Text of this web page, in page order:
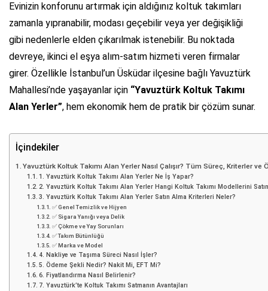
Evinizin konforunu artırmak için aldığınız koltuk takımları
zamanla yıpranabilir, modası geçebilir veya yer değişikliği
gibi nedenlerle elden çıkarılmak istenebilir. Bu noktada
devreye, ikinci el eşya alım-satım hizmeti veren firmalar
girer. Özellikle İstanbul’un Üsküdar ilçesine bağlı Yavuztürk
Mahallesi’nde yaşayanlar için “Yavuztürk Koltuk Takımı
Alan Yerler”, hem ekonomik hem de pratik bir çözüm sunar.
İçindekiler
Yavuztürk Koltuk Takımı Alan Yerler Nasıl Çalışır? Tüm Süreç, Kriterler ve
1. Yavuztürk Koltuk Takımı Alan Yerler Ne İş Yapar?
2. Yavuztürk Koltuk Takımı Alan Yerler Hangi Koltuk Takımı Modellerini
3. Yavuztürk Koltuk Takımı Alan Yerler Satın Alma Kriterleri Neler?
✅ Genel Temizlik ve Hijyen
✅ Sigara Yanığı veya Delik
✅ Çökme ve Yay Sorunları
✅ Takım Bütünlüğü
✅ Marka ve Model
4. Nakliye ve Taşıma Süreci Nasıl İşler?
5. Ödeme Şekli Nedir? Nakit Mi, EFT Mi?
6. Fiyatlandırma Nasıl Belirlenir?
7. Yavuztürk’te Koltuk Takımı Satmanın Avantajları